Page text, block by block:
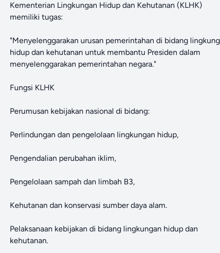
Kementerian Lingkungan Hidup dan Kehutanan (KLHK)
memiliki tugas:
"Menyelenggarakan urusan pemerintahan di bidang
hidup dan kehutanan untuk membantu Presiden dalam
menyelenggarakan pemerintahan negara."
Fungsi KLHK
Perumusan kebijakan nasional di bidang:
Perlindungan dan pengelolaan lingkungan hidup,
Pengendalian perubahan iklim,
Pengelolaan sampah dan limbah B3,
Kehutanan dan konservasi sumber daya alam.
Pelaksanaan kebijakan di bidang lingkungan hidup dan
kehutanan.